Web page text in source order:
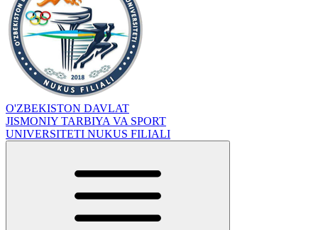
O'ZBEKISTON DAVLAT
JISMONIY TARBIYA VA SPORT
UNIVERSITETI NUKUS FILIALI